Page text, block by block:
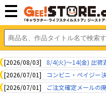
[2026/08/03]
8/4(火)～14(金) 出荷
[2026/07/01]
コンビニ・ペイジー
[2026/07/01]
ご注文確定メールの